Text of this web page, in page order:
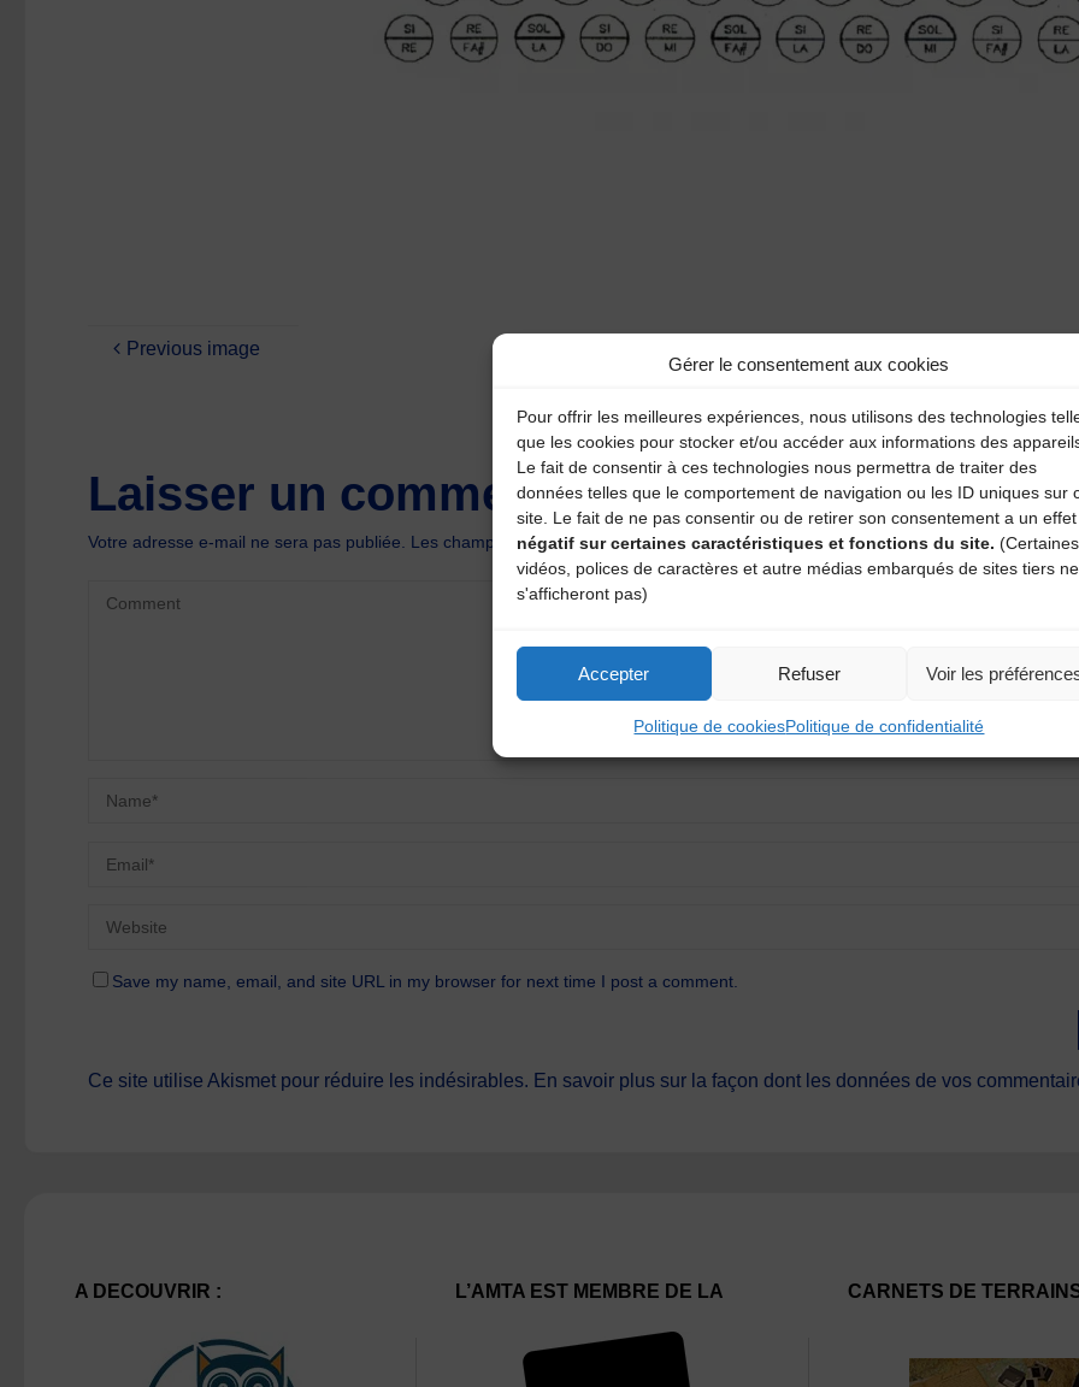
Gérer le consentement aux cookies
Pour offrir les meilleures expériences, nous utilisons des technologies
que les cookies pour stocker et/ou accéder aux informations des
Le fait de consentir à ces technologies nous permettra de traiter des
données telles que le comportement de navigation ou les ID uniques sur
site. Le fait de ne pas consentir ou de retirer son consentement a un effet
négatif sur certaines caractéristiques et fonctions du site. (Certaines
vidéos, polices de caractères et autre médias embarqués de sites tiers ne
s'afficheront pas)
Accepter Refuser Voir les
Politique de cookiesPolitique de confidentialité
Previous image
Laisser un commentaire
Votre adresse e-mail ne sera pas publiée. Les champs obligatoires sont indiqués avec*
Save my name, email, and site URL in my browser for next time I post a comment.
Ce site utilise Akismet pour réduire les indésirables. En savoir plus sur la façon dont les données de vos
A DECOUVRIR : L’AMTA EST MEMBRE DE LA CARNETS DE